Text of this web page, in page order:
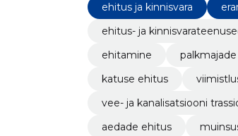
ehitus ja kinnisvara
ehitus- ja
ehitamine
katuse ehitus
vee- ja kanalisatsiooni
aedade ehitus